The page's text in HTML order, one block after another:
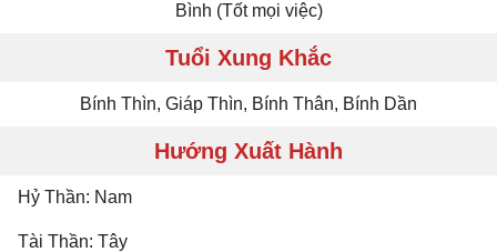
Bình (Tốt mọi việc)
Tuổi Xung Khắc
Bính Thìn, Giáp Thìn, Bính Thân, Bính Dần
Hướng Xuất Hành
Hỷ Thần: Nam
Tài Thần: Tây